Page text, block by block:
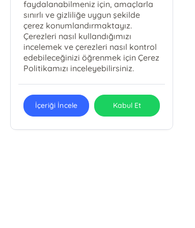
faydalanabilmeniz için, amaçlarla
sınırlı ve gizliliğe uygun şekilde
çerez konumlandırmaktayız.
Çerezleri nasıl kullandığımızı
incelemek ve çerezleri nasıl kontrol
edebileceğinizi öğrenmek için Çerez
Politikamızı inceleyebilirsiniz.
İçeriği İncele Kabul Et